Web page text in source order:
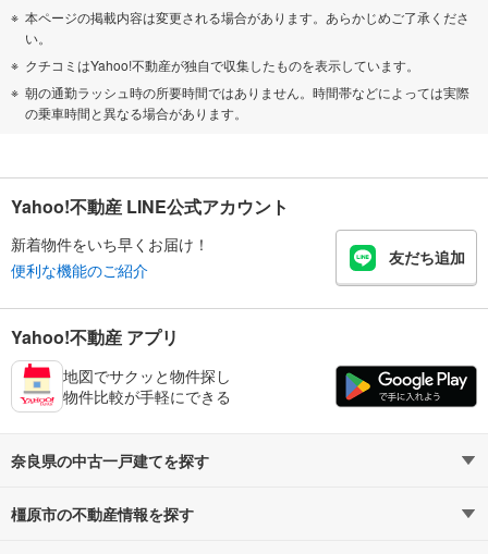
本ページの掲載内容は変更される場合があります。あらかじめご了承くださ
い。
クチコミはYahoo!不動産が独自で収集したものを表示しています。
朝の通勤ラッシュ時の所要時間ではありません。時間帯などによっては実際
の乗車時間と異なる場合があります。
Yahoo!不動産 LINE公式アカウント
新着物件をいち早くお届け！
便利な機能のご紹介
友だち追加
Yahoo!不動産 アプリ
地図でサクッと物件探し
物件比較が手軽にできる
奈良県の中古一戸建てを探す
路線・駅から探す
橿原市の不動産情報を探す